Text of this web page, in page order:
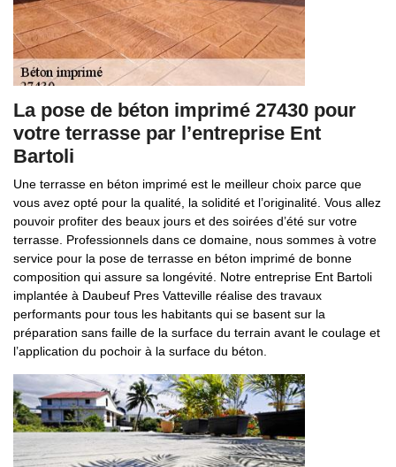
La pose de béton imprimé 27430 pour
votre terrasse par l’entreprise Ent
Bartoli
Une terrasse en béton imprimé est le meilleur choix parce que
vous avez opté pour la qualité, la solidité et l’originalité. Vous allez
pouvoir profiter des beaux jours et des soirées d’été sur votre
terrasse. Professionnels dans ce domaine, nous sommes à votre
service pour la pose de terrasse en béton imprimé de bonne
composition qui assure sa longévité. Notre entreprise Ent Bartoli
implantée à Daubeuf Pres Vatteville réalise des travaux
performants pour tous les habitants qui se basent sur la
préparation sans faille de la surface du terrain avant le coulage et
l’application du pochoir à la surface du béton.